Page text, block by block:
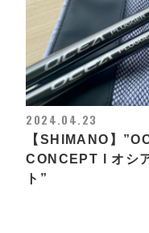
2024.04.23
【SHIMANO】
CONCEPT l オシ
ト”